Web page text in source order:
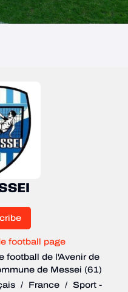
football page
football de l'Avenir de
de Messei (61)
/ France / Sport -